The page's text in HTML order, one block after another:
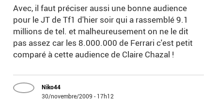
Avec, il faut préciser aussi une bonne audience
pour le JT de Tf1 d'hier soir qui a rassemblé 9.1
millions de tel. et malheureusement on ne le dit
pas assez car les 8.000.000 de Ferrari c'est petit
comparé à cette audience de Claire Chazal !
Niko44
30/novembre/2009 - 17h12